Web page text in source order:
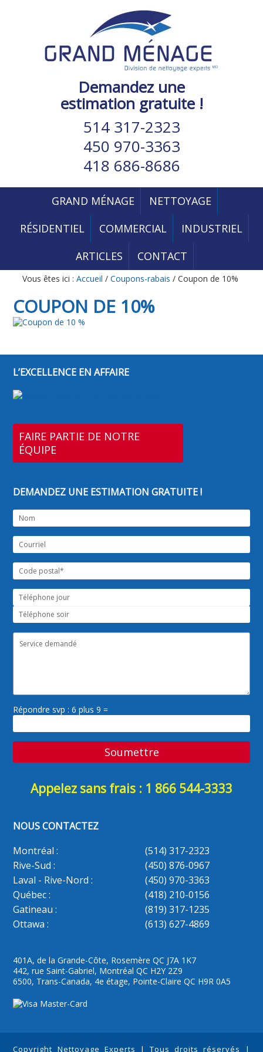
Demandez une
estimation gratuite !
514 317-2323
450 970-3363
418 686-8686
GRAND MÉNAGE
NETTOYAGE
RÉSIDENTIEL
COMMERCIAL
INDUSTRIEL
ARTICLES
CONTACT
Vous êtes ici : Accueil / Coupons-rabais /Coupon de 10%
COUPON DE 10%
L’EXCELLENCE EN AFFAIRE
FAIRE PARTIE DE NOTRE
ÉQUIPE
DEMANDEZ UNE ESTIMATION GRATUITE !
Répondre svp : 6 plus 9 =
Appelez sans frais : 1 866 544-3333
NOUS CONTACTEZ
Montréal :
(514) 317-2323
Rive-Sud :
(450) 876-0967
Laval - Rive-Nord :
(450) 970-3363
Québec :
(418) 210-0156
Gatineau :
(819) 317-1235
Ottawa :
(613) 627-4869
401A, de la Grande-Côte, Rosemère QC J7A 1K7
442, rue Saint-Gabriel, Montréal QC H2Y 2Z9
6500, Trans-Canada, 4e étage, Pointe-Claire QC H9R 0A5
Copyright Nettoyage Experts | Tous droits réservés |